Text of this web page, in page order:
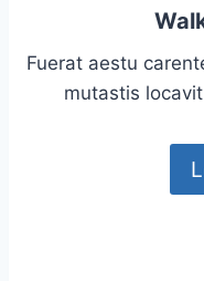
Fuerat aestu
mutastis